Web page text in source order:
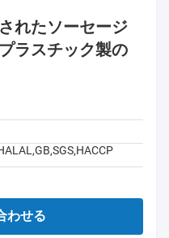
れたソーセージ
ラスチック製の
わせる